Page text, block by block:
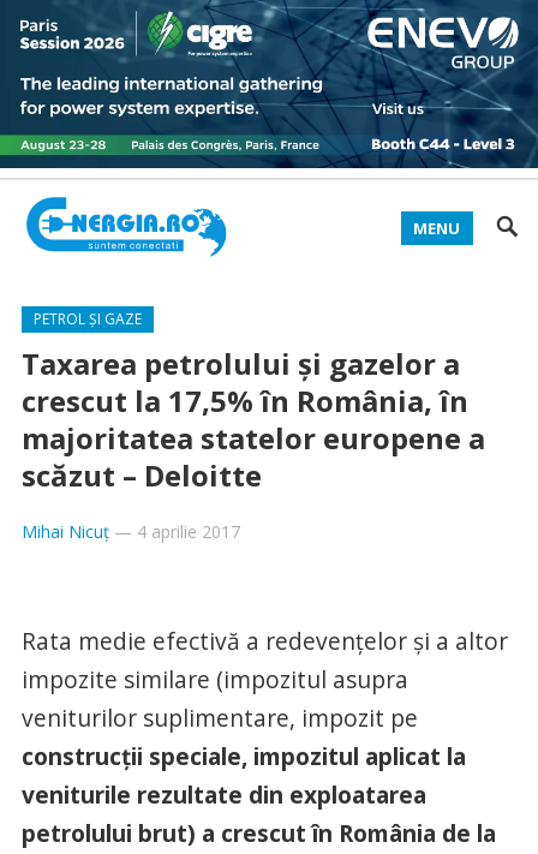
MENU
PETROL ȘI GAZE
Taxarea petrolului şi gazelor a
crescut la 17,5% în România, în
majoritatea statelor europene a
scăzut – Deloitte
Mihai Nicuț— 4 aprilie 2017
Rata medie efectivă a redevenţelor şi a altor
impozite similare (impozitul asupra
veniturilor suplimentare, impozit pe
construcţii speciale, impozitul aplicat la
veniturile rezultate din exploatarea
petrolului brut) a crescut în România de la